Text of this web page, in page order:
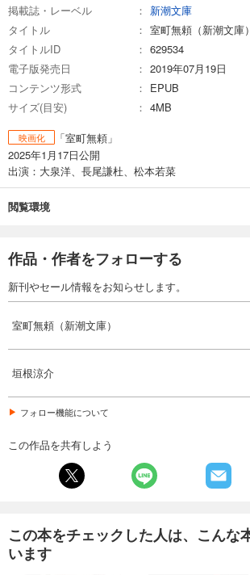
掲載誌・レーベル
新潮文庫
タイトル
室町無頼（新潮文庫）
タイトルID
629534
電子版発売日
2019年07月19日
コンテンツ形式
EPUB
サイズ(目安)
4MB
映画化
「室町無頼」
2025年1月17日公開
出演：大泉洋、長尾謙杜、松本若菜
閲覧環境
作品・作者をフォローする
新刊やセール情報をお知らせします。
室町無頼（新潮文庫）
垣根涼介
フォロー機能について
この作品を共有しよう
この本をチェックした人は、こんな
います